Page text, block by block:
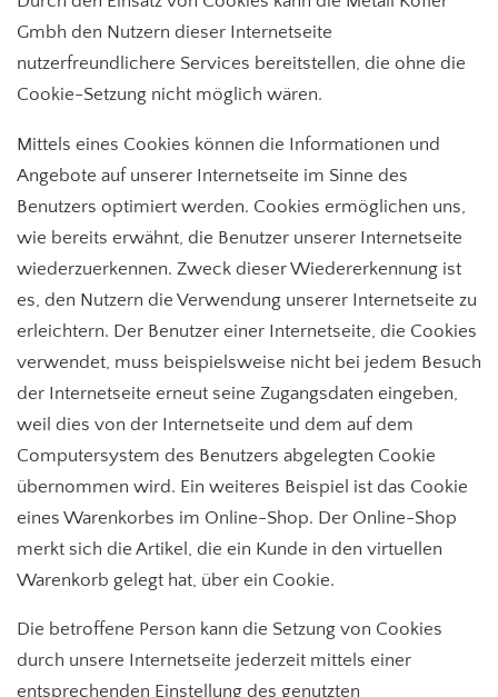
Gmbh den Nutzern dieser Internetseite
nutzerfreundlichere Services bereitstellen, die ohne die
Cookie-Setzung nicht möglich wären.
Mittels eines Cookies können die Informationen und
Angebote auf unserer Internetseite im Sinne des
Benutzers optimiert werden. Cookies ermöglichen uns,
wie bereits erwähnt, die Benutzer unserer Internetseite
wiederzuerkennen. Zweck dieser Wiedererkennung ist
es, den Nutzern die Verwendung unserer Internetseite zu
erleichtern. Der Benutzer einer Internetseite, die Cookies
verwendet, muss beispielsweise nicht bei jedem Besuch
der Internetseite erneut seine Zugangsdaten eingeben,
weil dies von der Internetseite und dem auf dem
Computersystem des Benutzers abgelegten Cookie
übernommen wird. Ein weiteres Beispiel ist das Cookie
eines Warenkorbes im Online-Shop. Der Online-Shop
merkt sich die Artikel, die ein Kunde in den virtuellen
Warenkorb gelegt hat, über ein Cookie.
Die betroffene Person kann die Setzung von Cookies
durch unsere Internetseite jederzeit mittels einer
entsprechenden Einstellung des genutzten